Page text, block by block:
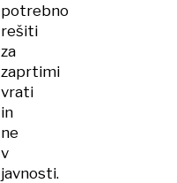
potrebno
rešiti
za
zaprtimi
vrati
in
ne
v
javnosti.